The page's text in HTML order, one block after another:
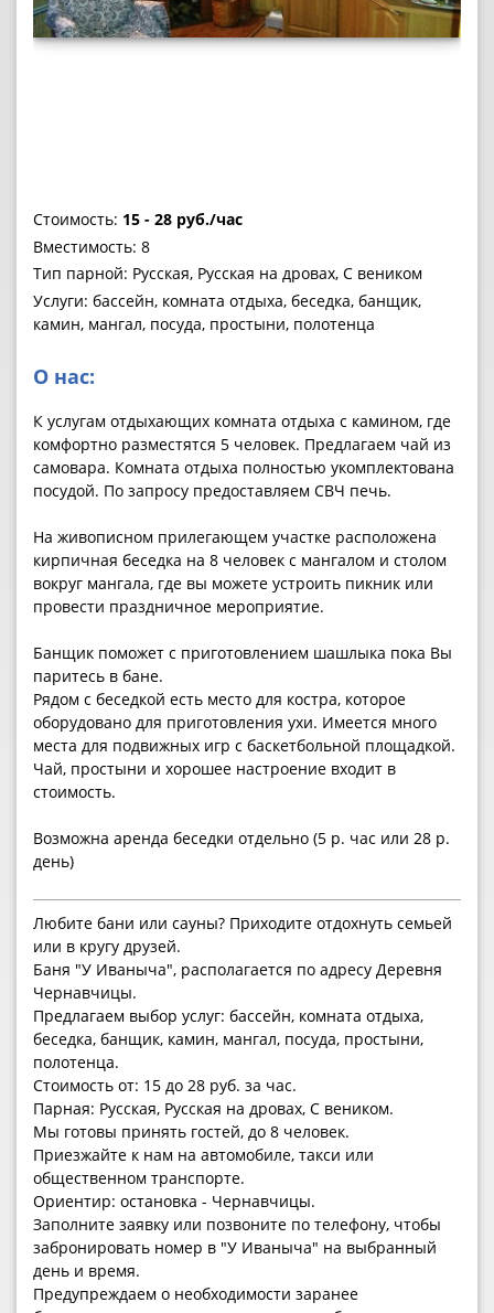
Стоимость: 15 - 28 руб./час
Вместимость: 8
Тип парной: Русская, Русская на дровах, С веником
Услуги: бассейн, комната отдыха, беседка, банщик,
камин, мангал, посуда, простыни, полотенца
О нас:
К услугам отдыхающих комната отдыха с камином, где
комфортно разместятся 5 человек. Предлагаем чай из
самовара. Комната отдыха полностью укомплектована
посудой. По запросу предоставляем СВЧ печь.
На живописном прилегающем участке расположена
кирпичная беседка на 8 человек с мангалом и столом
вокруг мангала, где вы можете устроить пикник или
провести праздничное мероприятие.
Банщик поможет с приготовлением шашлыка пока Вы
паритесь в бане.
Рядом с беседкой есть место для костра, которое
оборудовано для приготовления ухи. Имеется много
места для подвижных игр с баскетбольной площадкой.
Чай, простыни и хорошее настроение входит в
стоимость.
Возможна аренда беседки отдельно (5 р. час или 28 р.
день)
Любите бани или сауны? Приходите отдохнуть семьей
или в кругу друзей.
Баня "У Иваныча", располагается по адресу Деревня
Чернавчицы.
Предлагаем выбор услуг: бассейн, комната отдыха,
беседка, банщик, камин, мангал, посуда, простыни,
полотенца.
Стоимость от: 15 до 28 руб. за час.
Парная: Русская, Русская на дровах, С веником.
Мы готовы принять гостей, до 8 человек.
Приезжайте к нам на автомобиле, такси или
общественном транспорте.
Ориентир: остановка - Чернавчицы.
Заполните заявку или позвоните по телефону, чтобы
забронировать номер в "У Иваныча" на выбранный
день и время.
Предупреждаем о необходимости заранее